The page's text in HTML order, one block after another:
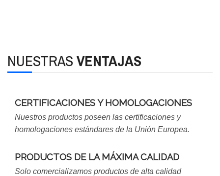
NUESTRAS VENTAJAS
CERTIFICACIONES Y HOMOLOGACIONES
Nuestros productos poseen las certificaciones y
homologaciones estándares de la Unión Europea.
PRODUCTOS DE LA MÁXIMA CALIDAD
Solo comercializamos productos de alta calidad